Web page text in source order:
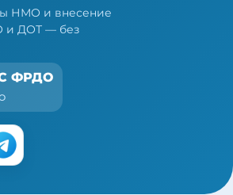
НМО и внесение
и ДОТ — без
ФРДО